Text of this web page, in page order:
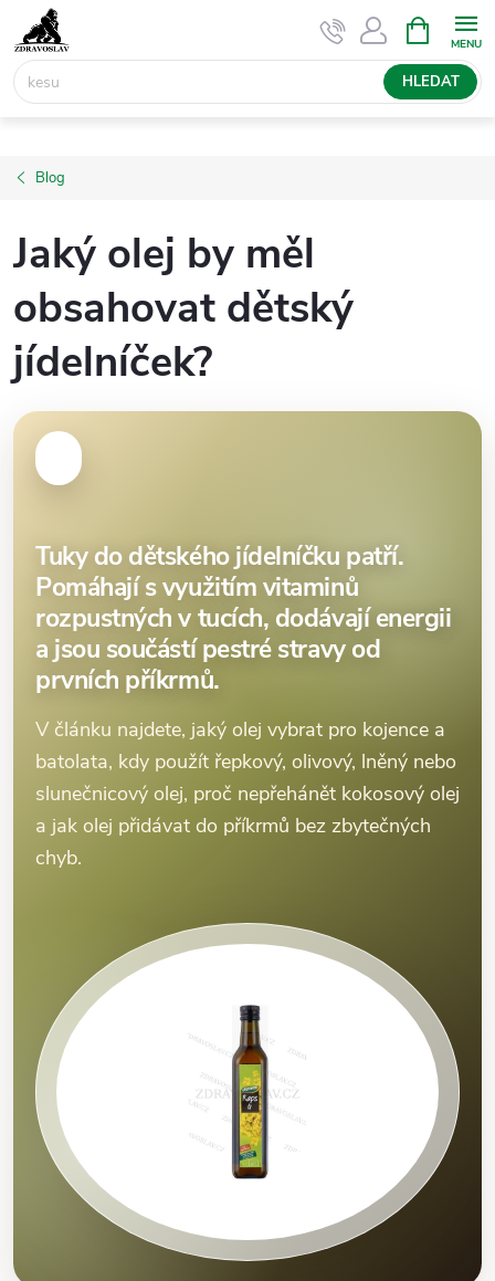
na
obsah
HLEDAT
NÁKUPNÍ
KOŠÍK
Blog
Jaký olej by měl
obsahovat dětský
jídelníček?
Tuky do dětského jídelníčku patří.
Pomáhají s využitím vitaminů
rozpustných v tucích, dodávají energii
a jsou součástí pestré stravy od
prvních příkrmů.
V článku najdete, jaký olej vybrat pro kojence a
batolata, kdy použít řepkový, olivový, lněný nebo
slunečnicový olej, proč nepřehánět kokosový olej
a jak olej přidávat do příkrmů bez zbytečných
chyb.